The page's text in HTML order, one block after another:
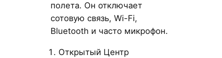
полета. Он отключает
сотовую связь, Wi-Fi,
Bluetooth и часто микрофон.
Открытый Центр